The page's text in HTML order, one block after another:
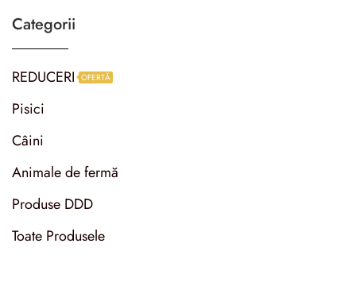
Categorii
REDUCERI OFERTĂ
Pisici
Câini
Animale de fermă
Produse DDD
Toate Produsele